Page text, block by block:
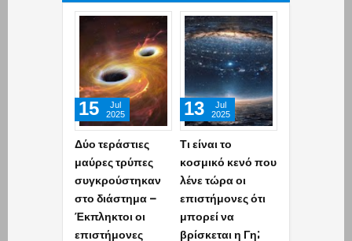
Δύο τεράστιες
μαύρες τρύπες
συγκρούστηκαν
στο διάστημα –
Έκπληκτοι οι
επιστήμονες
15
Jul
2025
Τι είναι το
κοσμικό κενό που
λένε τώρα οι
επιστήμονες ότι
μπορεί να
βρίσκεται η Γη;
13
Jul
2025